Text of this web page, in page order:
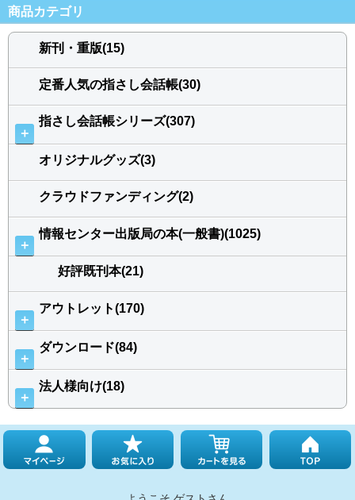
商品カテゴリ
新刊・重版(15)
定番人気の指さし会話帳(30)
＋
指さし会話帳シリーズ(307)
オリジナルグッズ(3)
クラウドファンディング(2)
＋
情報センター出版局の本(一般書)(1025)
好評既刊本(21)
＋
アウトレット(170)
＋
ダウンロード(84)
＋
法人様向け(18)